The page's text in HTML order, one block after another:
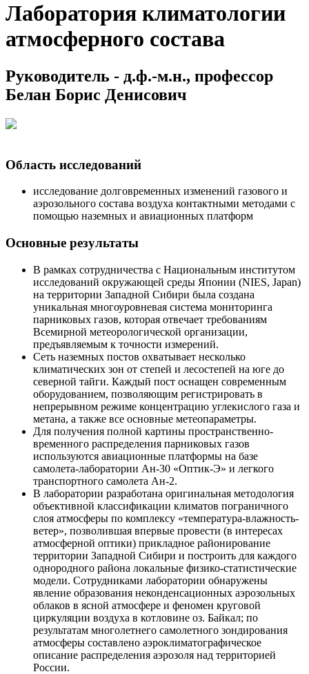
Лаборатория климатологии
атмосферного состава
Руководитель - д.ф.-м.н., профессор
Белан Борис Денисович
Область исследований
исследование долговременных изменений газового и
аэрозольного состава воздуха контактными методами с
помощью наземных и авиационных платформ
Основные результаты
В рамках сотрудничества с Национальным институтом
исследований окружающей среды Японии (NIES, Japan)
на территории Западной Сибири была создана
уникальная многоуровневая система мониторинга
парниковых газов, которая отвечает требованиям
Всемирной метеорологической организации,
предъявляемым к точности измерений.
Сеть наземных постов охватывает несколько
климатических зон от степей и лесостепей на юге до
северной тайги. Каждый пост оснащен современным
оборудованием, позволяющим регистрировать в
непрерывном режиме концентрацию углекислого газа и
метана, а также все основные метеопараметры.
Для получения полной картины пространственно-
временного распределения парниковых газов
используются авиационные платформы на базе
самолета-лаборатории Ан-30 «Оптик-Э» и легкого
транспортного самолета Ан-2.
В лаборатории разработана оригинальная методология
объективной классификации климатов пограничного
слоя атмосферы по комплексу «температура-влажность-
ветер», позволившая впервые провести (в интересах
атмосферной оптики) прикладное районирование
территории Западной Сибири и построить для каждого
однородного района локальные физико-статистические
модели. Сотрудниками лаборатории обнаружены
явление образования неконденсационных аэрозольных
облаков в ясной атмосфере и феномен круговой
циркуляции воздуха в котловине оз. Байкал; по
результатам многолетнего самолетного зондирования
атмосферы составлено аэроклиматографическое
описание распределения аэрозоля над территорией
России.